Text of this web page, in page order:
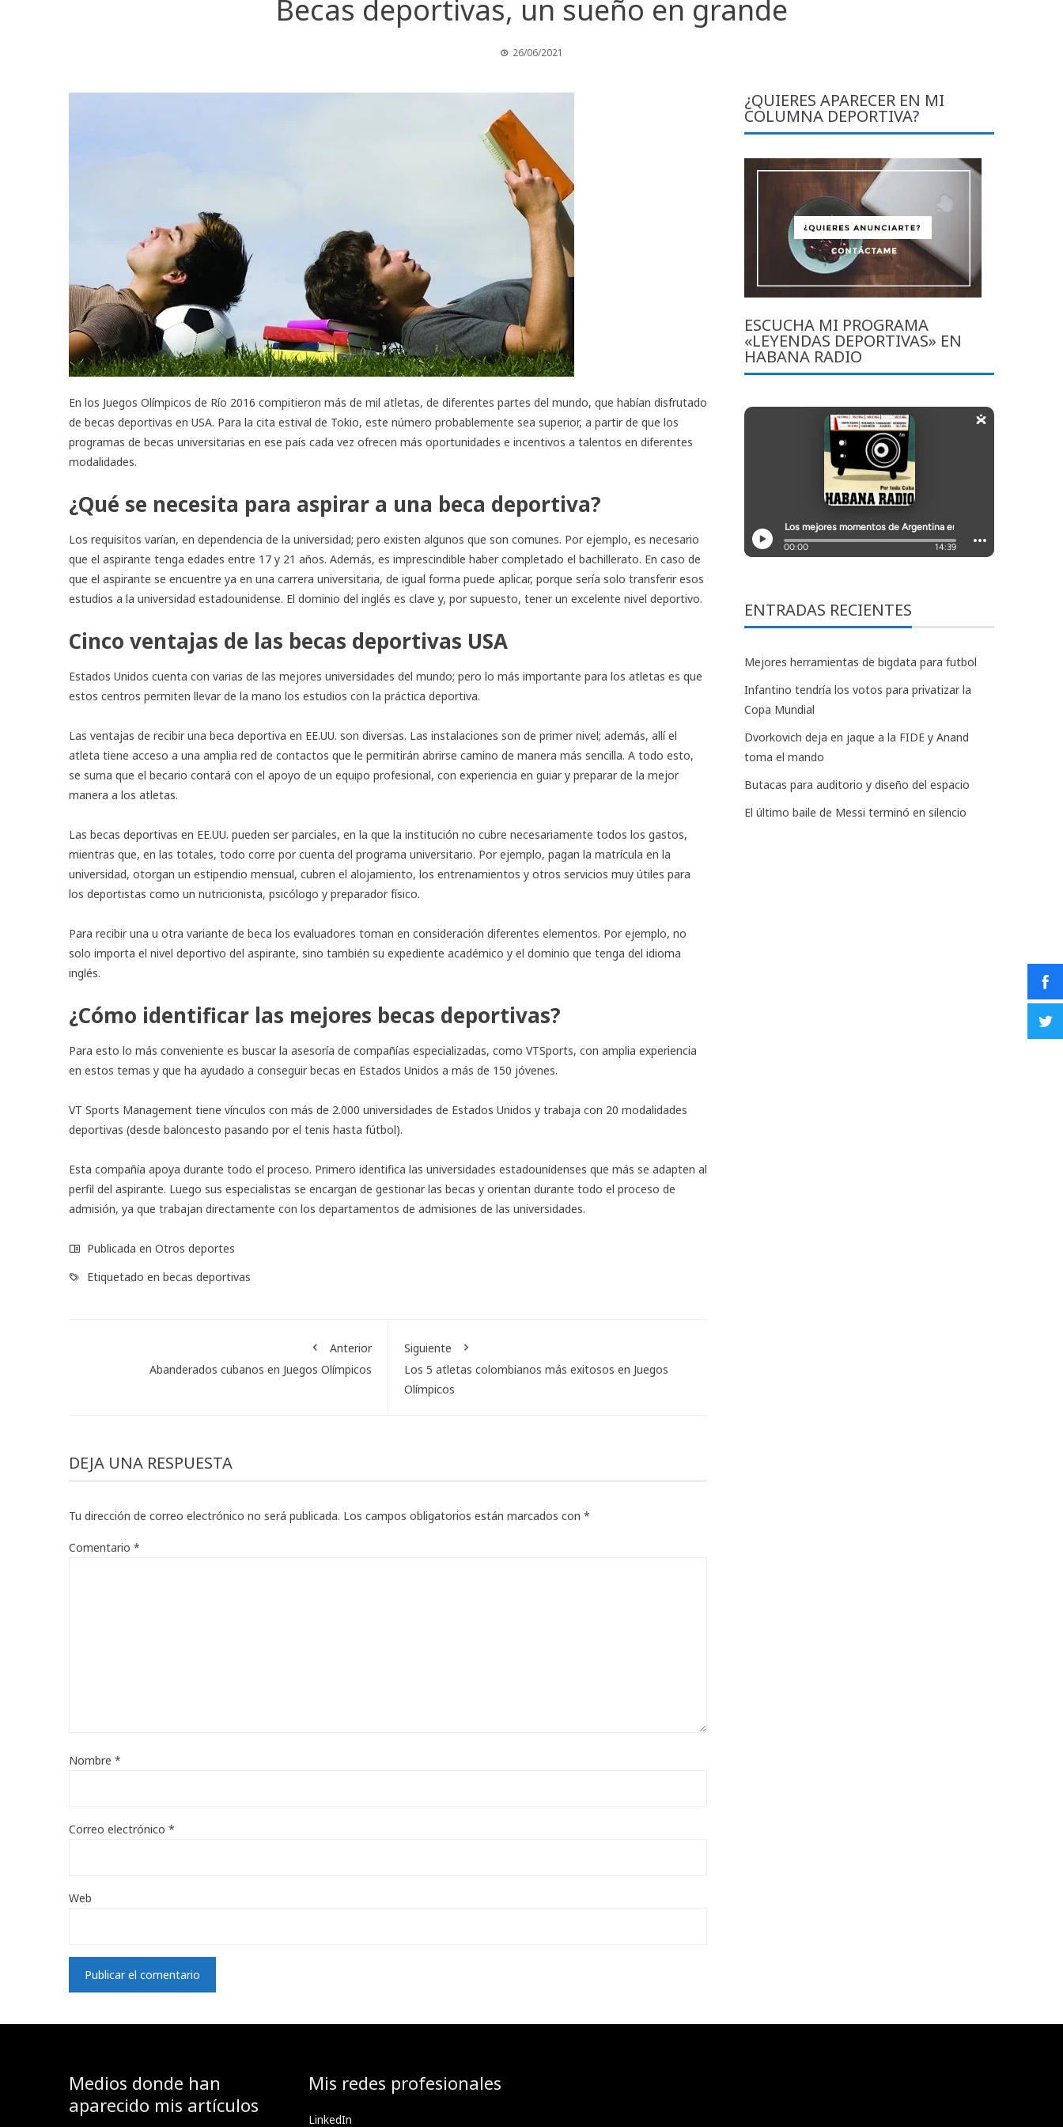
Becas deportivas, un sueño en grande
26/06/2021
En los Juegos Olímpicos de Río 2016 compitieron más de mil atletas, de diferentes partes del mundo, que habían disfrutado
de becas deportivas en USA. Para la cita estival de Tokio, este número probablemente sea superior, a partir de que los
programas de becas universitarias en ese país cada vez ofrecen más oportunidades e incentivos a talentos en diferentes
modalidades.
¿Qué se necesita para aspirar a una beca deportiva?
Los requisitos varían, en dependencia de la universidad; pero existen algunos que son comunes. Por ejemplo, es necesario
que el aspirante tenga edades entre 17 y 21 años. Además, es imprescindible haber completado el bachillerato. En caso de
que el aspirante se encuentre ya en una carrera universitaria, de igual forma puede aplicar, porque sería solo transferir esos
estudios a la universidad estadounidense. El dominio del inglés es clave y, por supuesto, tener un excelente nivel deportivo.
Cinco ventajas de las becas deportivas USA
Estados Unidos cuenta con varias de las mejores universidades del mundo; pero lo más importante para los atletas es que
estos centros permiten llevar de la mano los estudios con la práctica deportiva.
Las ventajas de recibir una beca deportiva en EE.UU. son diversas. Las instalaciones son de primer nivel; además, allí el
atleta tiene acceso a una amplia red de contactos que le permitirán abrirse camino de manera más sencilla. A todo esto,
se suma que el becario contará con el apoyo de un equipo profesional, con experiencia en guiar y preparar de la mejor
manera a los atletas.
Las becas deportivas en EE.UU. pueden ser parciales, en la que la institución no cubre necesariamente todos los gastos,
mientras que, en las totales, todo corre por cuenta del programa universitario. Por ejemplo, pagan la matrícula en la
universidad, otorgan un estipendio mensual, cubren el alojamiento, los entrenamientos y otros servicios muy útiles para
los deportistas como un nutricionista, psicólogo y preparador físico.
Para recibir una u otra variante de beca los evaluadores toman en consideración diferentes elementos. Por ejemplo, no
solo importa el nivel deportivo del aspirante, sino también su expediente académico y el dominio que tenga del idioma
inglés.
¿Cómo identificar las mejores becas deportivas?
Para esto lo más conveniente es buscar la asesoría de compañías especializadas, como VTSports, con amplia experiencia
en estos temas y que ha ayudado a conseguir becas en Estados Unidos a más de 150 jóvenes.
VT Sports Management tiene vínculos con más de 2.000 universidades de Estados Unidos y trabaja con 20 modalidades
deportivas (desde baloncesto pasando por el tenis hasta fútbol).
Esta compañía apoya durante todo el proceso. Primero identifica las universidades estadounidenses que más se adapten al
perfil del aspirante. Luego sus especialistas se encargan de gestionar las becas y orientan durante todo el proceso de
admisión, ya que trabajan directamente con los departamentos de admisiones de las universidades.
Publicada en Otros deportes
Etiquetado en becas deportivas
Anterior
Abanderados cubanos en Juegos Olímpicos
Siguiente
Los 5 atletas colombianos más exitosos en Juegos
Olímpicos
DEJA UNA RESPUESTA
Tu dirección de correo electrónico no será publicada. Los campos obligatorios están marcados con *
Comentario *
Nombre *
Correo electrónico *
Web
¿QUIERES APARECER EN MI
COLUMNA DEPORTIVA?
ESCUCHA MI PROGRAMA
«LEYENDAS DEPORTIVAS» EN
HABANA RADIO
ENTRADAS RECIENTES
Mejores herramientas de bigdata para futbol
Infantino tendría los votos para privatizar la
Copa Mundial
Dvorkovich deja en jaque a la FIDE y Anand
toma el mando
Butacas para auditorio y diseño del espacio
El último baile de Messi terminó en silencio
Medios donde han
aparecido mis artículos
Mis redes profesionales
LinkedIn